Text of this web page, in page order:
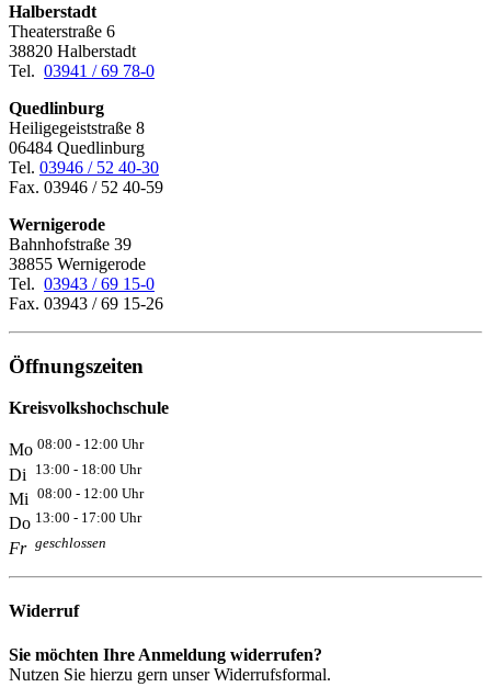
Halberstadt
Theaterstraße 6
38820 Halberstadt
Tel. 03941 / 69 78-0
Quedlinburg
Heiligegeiststraße 8
06484 Quedlinburg
Tel. 03946 / 52 40-30
Fax. 03946 / 52 40-59
Wernigerode
Bahnhofstraße 39
38855 Wernigerode
Tel. 03943 / 69 15-0
Fax. 03943 / 69 15-26
Öffnungszeiten
Kreisvolkshochschule
Mo 08:00 - 12:00 Uhr
Di 13:00 - 18:00 Uhr
Mi 08:00 - 12:00 Uhr
Do 13:00 - 17:00 Uhr
Fr geschlossen
Widerruf
Sie möchten Ihre Anmeldung widerrufen?
Nutzen Sie hierzu gern unser Widerrufsformal.